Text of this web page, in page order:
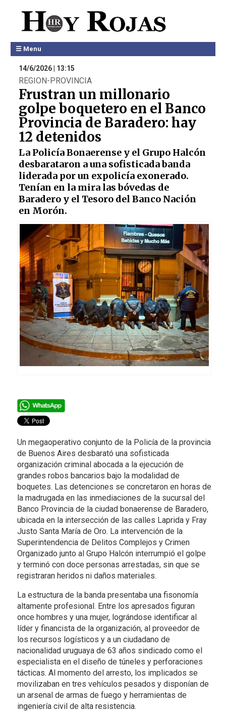
☰ Menu
14/6/2026 | 13:15
REGION-PROVINCIA
Frustran un millonario
golpe boquetero en el Banco
Provincia de Baradero: hay
12 detenidos
La Policía Bonaerense y el Grupo Halcón
desbarataron a una sofisticada banda
liderada por un expolicía exonerado.
Tenían en la mira las bóvedas de
Baradero y el Tesoro del Banco Nación
en Morón.
Un megaoperativo conjunto de la Policía de la provincia
de Buenos Aires desbarató una sofisticada
organización criminal abocada a la ejecución de
grandes robos bancarios bajo la modalidad de
boquetes. Las detenciones se concretaron en horas de
la madrugada en las inmediaciones de la sucursal del
Banco Provincia de la ciudad bonaerense de Baradero,
ubicada en la intersección de las calles Laprida y Fray
Justo Santa María de Oro. La intervención de la
Superintendencia de Delitos Complejos y Crimen
Organizado junto al Grupo Halcón interrumpió el golpe
y terminó con doce personas arrestadas, sin que se
registraran heridos ni daños materiales.
La estructura de la banda presentaba una fisonomía
altamente profesional. Entre los apresados figuran
once hombres y una mujer, lográndose identificar al
líder y financista de la organización, al proveedor de
los recursos logísticos y a un ciudadano de
nacionalidad uruguaya de 63 años sindicado como el
especialista en el diseño de túneles y perforaciones
tácticas. Al momento del arresto, los implicados se
movilizaban en tres vehículos pesados y disponían de
un arsenal de armas de fuego y herramientas de
ingeniería civil de alta resistencia.